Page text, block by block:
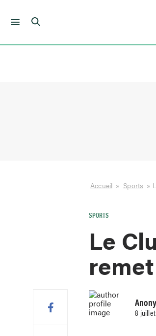
Skip
Accueil » Sports »
SPORTS
Le
8 juillet